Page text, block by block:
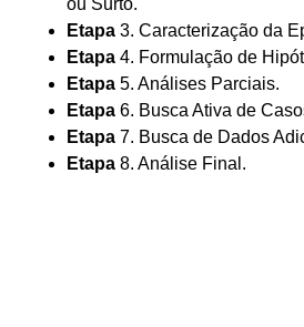
ou Surto.
Etapa 3. Caracterização da
Etapa 4. Formulação de
Etapa 5. Análises Parciais.
Etapa 6. Busca Ativa de
Etapa 7. Busca de Dados
Etapa 8. Análise Final.